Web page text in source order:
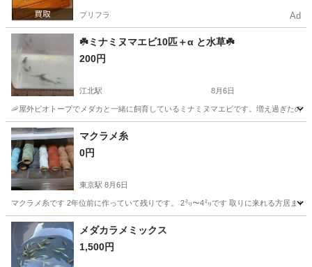
プリフラ Ad
☘️ミナミヌマエビ10匹＋α と水草☘️
200円
江北駅 8月6日
🦐屋外ビオトープでメダカと一緒に飼育しているミナミヌマエビです。増え過ぎた
東京 足立区 江北駅
マクラメ糸
0円
東京駅 8月6日
マクラメ糸です 2年位前に作っていて残りです。 2㍉〜4㍉です 取りに来れる方居ませ
東京 中央区 東京駅
メダカラメミックス
1,500円